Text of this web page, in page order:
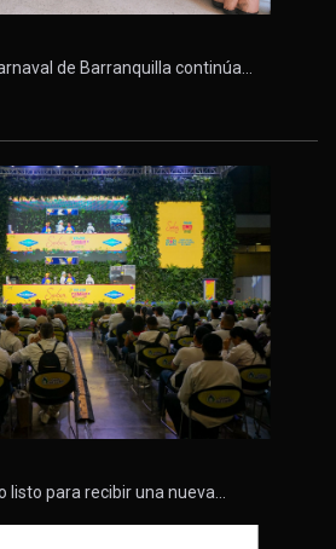
de Barranquilla continúa…
listo para recibir una nueva…